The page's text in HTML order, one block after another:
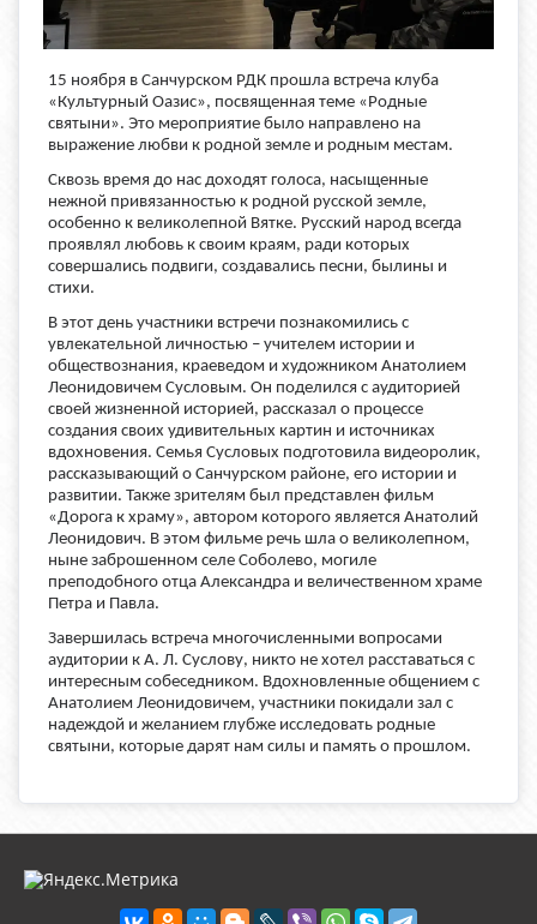
15 ноября в Санчурском РДК прошла встреча клуба
«Культурный Оазис», посвященная теме «Родные
святыни». Это мероприятие было направлено на
выражение любви к родной земле и родным местам.
Сквозь время до нас доходят голоса, насыщенные
нежной привязанностью к родной русской земле,
особенно к великолепной Вятке. Русский народ всегда
проявлял любовь к своим краям, ради которых
совершались подвиги, создавались песни, былины и
стихи.
В этот день участники встречи познакомились с
увлекательной личностью – учителем истории и
обществознания, краеведом и художником Анатолием
Леонидовичем Сусловым. Он поделился с аудиторией
своей жизненной историей, рассказал о процессе
создания своих удивительных картин и источниках
вдохновения. Семья Сусловых подготовила видеоролик,
рассказывающий о Санчурском районе, его истории и
развитии. Также зрителям был представлен фильм
«Дорога к храму», автором которого является Анатолий
Леонидович. В этом фильме речь шла о великолепном,
ныне заброшенном селе Соболево, могиле
преподобного отца Александра и величественном храме
Петра и Павла.
Завершилась встреча многочисленными вопросами
аудитории к А. Л. Суслову, никто не хотел расставаться с
интересным собеседником. Вдохновленные общением с
Анатолием Леонидовичем, участники покидали зал с
надеждой и желанием глубже исследовать родные
святыни, которые дарят нам силы и память о прошлом.